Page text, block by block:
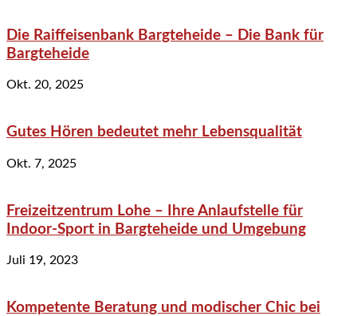
Die Raiffeisenbank Bargteheide – Die Bank für
Bargteheide
Okt. 20, 2025
Gutes Hören bedeutet mehr Lebensqualität
Okt. 7, 2025
Freizeitzentrum Lohe – Ihre Anlaufstelle für
Indoor-Sport in Bargteheide und Umgebung
Juli 19, 2023
Kompetente Beratung und modischer Chic bei